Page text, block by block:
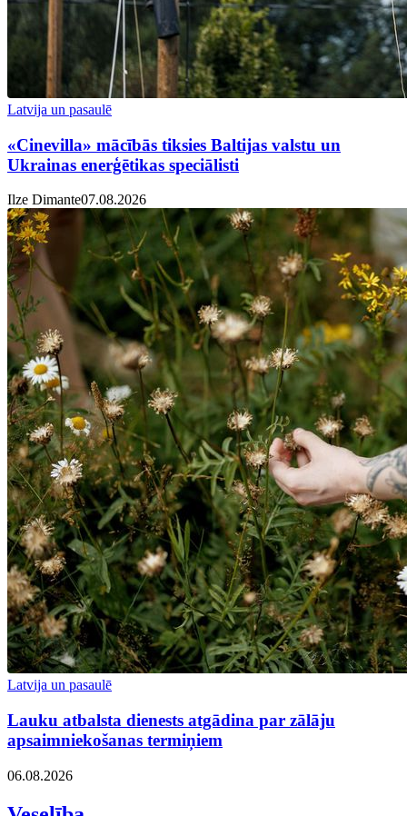
Latvija un pasaulē
«Cinevilla» mācībās tiksies Baltijas valstu un
Ukrainas enerģētikas speciālisti
Ilze Dimante07.08.2026
Latvija un pasaulē
Lauku atbalsta dienests atgādina par zālāju
apsaimniekošanas termiņiem
06.08.2026